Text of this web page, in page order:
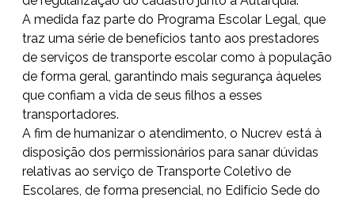
A medida faz parte do Programa Escolar Legal, que
traz uma série de benefícios tanto aos prestadores
de serviços de transporte escolar como à população
de forma geral, garantindo mais segurança àqueles
que confiam a vida de seus filhos a esses
transportadores.
A fim de humanizar o atendimento, o Nucrev está à
disposição dos permissionários para sanar dúvidas
relativas ao serviço de Transporte Coletivo de
Escolares, de forma presencial, no Edifício Sede do